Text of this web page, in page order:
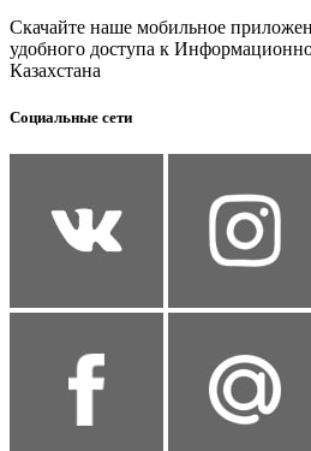
Скачайте наше мобильное
удобного доступа к
Казахстана
Социальные сети